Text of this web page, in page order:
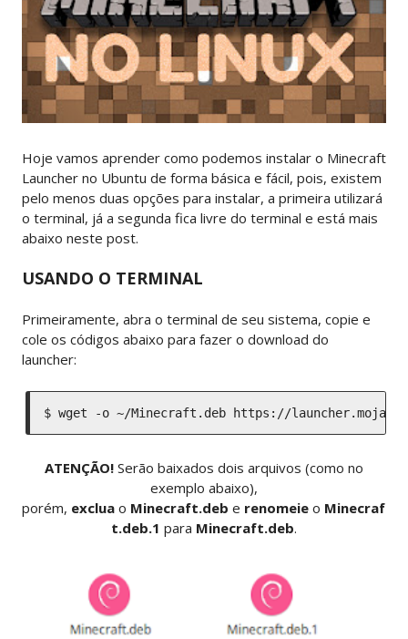
Hoje vamos aprender como podemos instalar o Minecraft
Launcher no Ubuntu de forma básica e fácil, pois, existem
pelo menos duas opções para instalar, a primeira utilizará
o terminal, já a segunda fica livre do terminal e está mais
abaixo neste post.
USANDO O TERMINAL
Primeiramente, abra o terminal de seu sistema, copie e
cole os códigos abaixo para fazer o download do
launcher:
$ wget -o ~/Minecraft.deb https://
ATENÇÃO!Serão baixados dois arquivos (como no
exemplo abaixo),
porém, exclua o Minecraft.deb e renomeie o Minecraf
t.deb.1 para Minecraft.deb.